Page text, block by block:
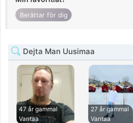
Berättar för dig
Dejta Man Uusimaa
47 år gammal
Vantaa
27 år gammal
Vantaa